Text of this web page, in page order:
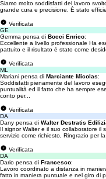
Siamo molto soddisfatti del lavoro
grande cura e precisione. È stato
Verificata
GE
Gemma pensa di Bocci Enrico:
Eccellente a livello professionale Ha
pattuito e il risultato è stato come
Verificata
ML
Mariani pensa di Marciante Micolas:
Soddisfatti pienamente del lavoro
puntualità ed il fatto che ha sempre
conto per...
Verificata
DA
Dany pensa di Walter Destratis
Il signor Walter e il suo collaboratore
servizio come richiesto, Ringrazio per
Verificata
DA
Dario pensa di Francesco:
Lavoro coordinato a distanza in
fatto in maniera puntuale e nel giro di